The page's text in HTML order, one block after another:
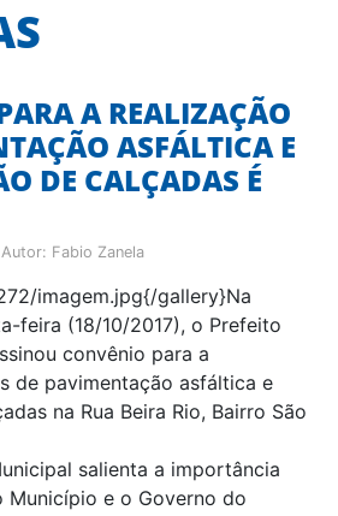
A REALIZAÇÃO
ASFÁLTICA E
DE CALÇADAS É
Fabio Zanela
imagem.jpg{/gallery}Na
feira (18/10/2017), o Prefeito
convênio para a
de pavimentação asfáltica e
na Rua Beira Rio, Bairro São
salienta a importância
Município e o Governo do